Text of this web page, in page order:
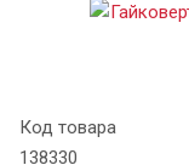
Код товара
138330